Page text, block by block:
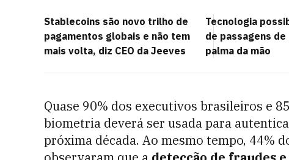
Stablecoins são novo trilho de
pagamentos globais e não tem
mais volta, diz CEO da Jeeves
Tecnologia
de passagens
palma da mão
Quase 90% dos executivos brasileiros e
biometria deverá ser usada para
próxima década. Ao mesmo tempo, 44%